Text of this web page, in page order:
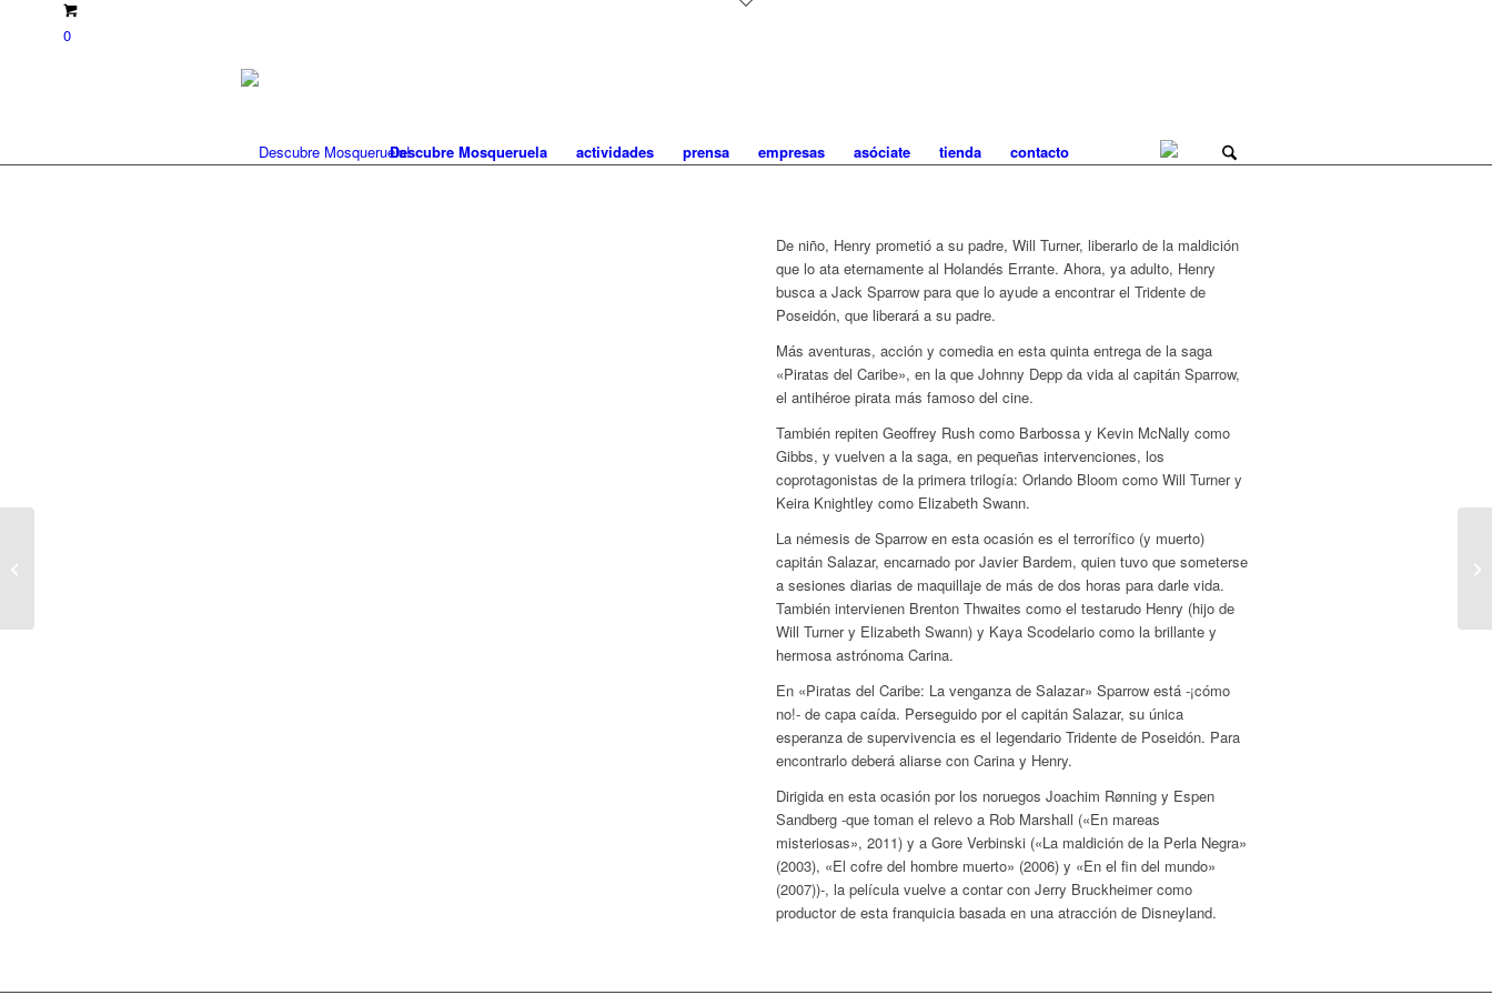
0
Descubre Mosqueruela actividades prensa empresas asóciate tienda contacto
De niño, Henry prometió a su padre, Will Turner, liberarlo de la maldición
que lo ata eternamente al Holandés Errante. Ahora, ya adulto, Henry
busca a Jack Sparrow para que lo ayude a encontrar el Tridente de
Poseidón, que liberará a su padre.
Más aventuras, acción y comedia en esta quinta entrega de la saga
«Piratas del Caribe», en la que Johnny Depp da vida al capitán Sparrow,
el antihéroe pirata más famoso del cine.
También repiten Geoffrey Rush como Barbossa y Kevin McNally como
Gibbs, y vuelven a la saga, en pequeñas intervenciones, los
coprotagonistas de la primera trilogía: Orlando Bloom como Will Turner y
Keira Knightley como Elizabeth Swann.
La némesis de Sparrow en esta ocasión es el terrorífico (y muerto)
capitán Salazar, encarnado por Javier Bardem, quien tuvo que someterse
a sesiones diarias de maquillaje de más de dos horas para darle vida.
También intervienen Brenton Thwaites como el testarudo Henry (hijo de
Will Turner y Elizabeth Swann) y Kaya Scodelario como la brillante y
hermosa astrónoma Carina.
En «Piratas del Caribe: La venganza de Salazar» Sparrow está -¡cómo
no!- de capa caída. Perseguido por el capitán Salazar, su única
esperanza de supervivencia es el legendario Tridente de Poseidón. Para
encontrarlo deberá aliarse con Carina y Henry.
Dirigida en esta ocasión por los noruegos Joachim Rønning y Espen
Sandberg -que toman el relevo a Rob Marshall («En mareas
misteriosas», 2011) y a Gore Verbinski («La maldición de la Perla Negra»
(2003), «El cofre del hombre muerto» (2006) y «En el fin del mundo»
(2007))-, la película vuelve a contar con Jerry Bruckheimer como
productor de esta franquicia basada en una atracción de Disneyland.